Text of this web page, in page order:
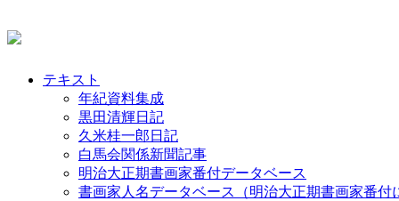
テキスト
年紀資料集成
黒田清輝日記
久米桂一郎日記
白馬会関係新聞記事
明治大正期書画家番付データベース
書画家人名データベース（明治大正期書画家番付